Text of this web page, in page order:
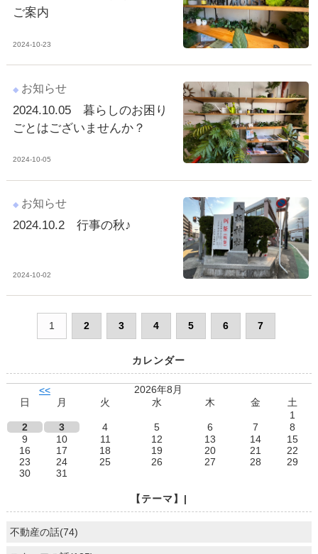
ご案内
2024-10-23
お知らせ
2024.10.05 暮らしのお困り
ごとはございませんか？
2024-10-05
お知らせ
2024.10.2 行事の秋♪
2024-10-02
1 2 3 4 5 6 7
カレンダー
<<
2026年8月
日
月 火 水 木 金
土
1
2
3 4 5 6 7
8
9
10 11 12 13 14
15
16
17 18 19 20 21
22
23
24 25 26 27 28
29
30
31
【テーマ】|
不動産の話(74)